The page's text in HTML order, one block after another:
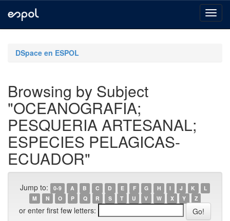
navigationDSpace en ESPOL
Browsing by Subject
"OCEANOGRAFIA;
PESQUERIA ARTESANAL;
ESPECIES PELAGICAS-
ECUADOR"
Jump to: 0-9 A B C D E F G H I J K
L
M
N O P Q R S T U V W X Y Z
or enter first few letters: